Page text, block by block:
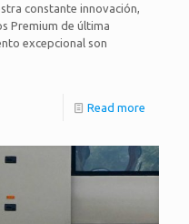
constante innovación,
Premium de última
excepcional son
Read more